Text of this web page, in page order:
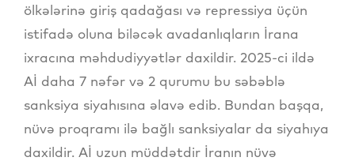
ölkələrinə giriş qadağası və repressiya üçün
istifadə oluna biləcək avadanlıqların İrana
ixracına məhdudiyyətlər daxildir. 2025-ci ildə
Aİ daha 7 nəfər və 2 qurumu bu səbəblə
sanksiya siyahısına əlavə edib. Bundan başqa,
nüvə proqramı ilə bağlı sanksiyalar da siyahıya
daxildir. Aİ uzun müddətdir İranın nüvə